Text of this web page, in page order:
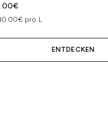
pro L
ENTDECKEN